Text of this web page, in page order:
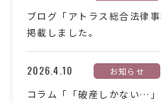
ブログ「アトラス総合法律
掲載しました。
2026.4.10 お知らせ
コラム「「破産しかない…